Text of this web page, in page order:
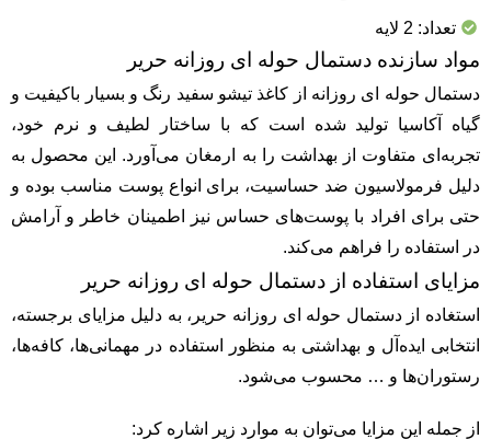
تعداد: 2 لایه
مواد سازنده دستمال حوله ای روزانه حریر
دستمال حوله ای روزانه از کاغذ تیشو سفید رنگ و بسیار باکیفیت و
گیاه آکاسیا تولید شده است که با ساختار لطیف و نرم خود،
تجربه‌ای متفاوت از بهداشت را به ارمغان می‌آورد. این محصول به
دلیل فرمولاسیون ضد حساسیت، برای انواع پوست مناسب بوده و
حتی برای افراد با پوست‌های حساس نیز اطمینان خاطر و آرامش
در استفاده را فراهم می‌کند.
مزایای استفاده از دستمال حوله ای روزانه حریر
استغاده از دستمال حوله ای روزانه حریر، به دلیل مزایای برجسته،
انتخابی ایده‌آل و بهداشتی به منظور استفاده در مهمانی‌ها، کافه‌ها،
رستوران‌ها و … محسوب می‌شود.
از جمله این مزایا می‌توان به موارد زیر اشاره کرد: